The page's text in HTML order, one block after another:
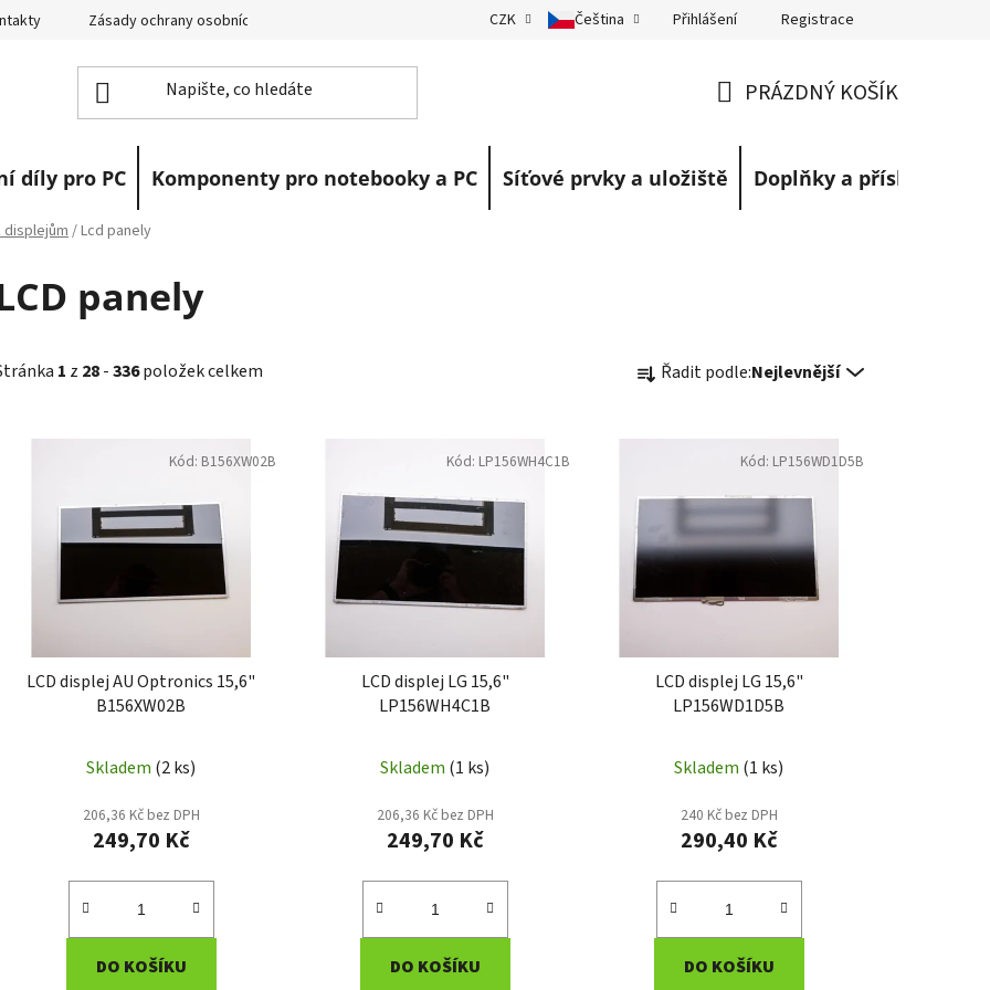
Zásady ochrany osobních údajů Reklamace Obchodní podmínky Blog
CZK Čeština Přihlášení Registrace
KOŠÍK
PRÁZDNÝ KOŠÍK
díly pro PC Komponenty pro notebooky a PC Síťové prvky a uložiště Doplňky a příslušenství
displejům/Lcd panely
panely
1 z 28-336položek celkem a
e
í
p
r
o
d
Řadit podle:Nejlevnější
LCD displej AU Optronics 15,6"
B156XW02B
Skladem (2 ks)
206,36 Kč bez DPH
249,70 Kč
DO KOŠÍKU
Kód: B156XW02B
LCD displej LG 15,6"
LP156WH4C1B
Skladem (1 ks)
206,36 Kč bez DPH
249,70 Kč
DO KOŠÍKU
Kód: LP156WH4C1B
LCD displej LG 15,6"
LP156WD1D5B
Skladem (1 ks)
240 Kč bez DPH
290,40 Kč
DO KOŠÍKU
Kód: LP156WD1D5B